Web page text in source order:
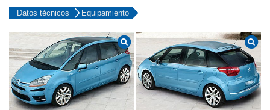
Datos técnicos Equipamiento